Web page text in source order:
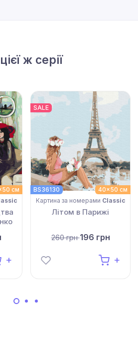
ж серії
см
SALE
40x50 см
BS36130
Картина за номерами Classic
Літом в Парижі
260 грн196 грн